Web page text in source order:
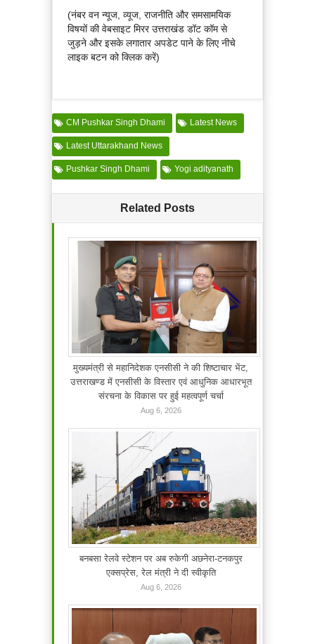
(नंबर वन न्यूज, व्यूज, राजनीति और समसामयिक
विषयों की वेबसाइट मिरर उत्तराखंड डॉट कॉम से
जुड़ने और इसके लगातार अपडेट पाने के लिए नीचे
लाइक बटन को क्लिक करें)
CM Pushkar Singh Dhami Latest News
Latest Uttarakhand News
Pushkar Singh Dhami Yogi adityanath
Related Posts
मुख्यमंत्री से महानिदेशक एनसीसी ने की शिष्टाचार भेंट,
उत्तराखण्ड में एनसीसी के विस्तार एवं आधुनिक आधारभूत
संरचना के विकास पर हुई महत्वपूर्ण चर्चा
Aug 6, 2026
बनबसा रेलवे स्टेशन पर अब रुकेगी अछनेरा-टनकपुर
एक्सप्रेस, रेल मंत्री ने दी स्वीकृति
Aug 6, 2026